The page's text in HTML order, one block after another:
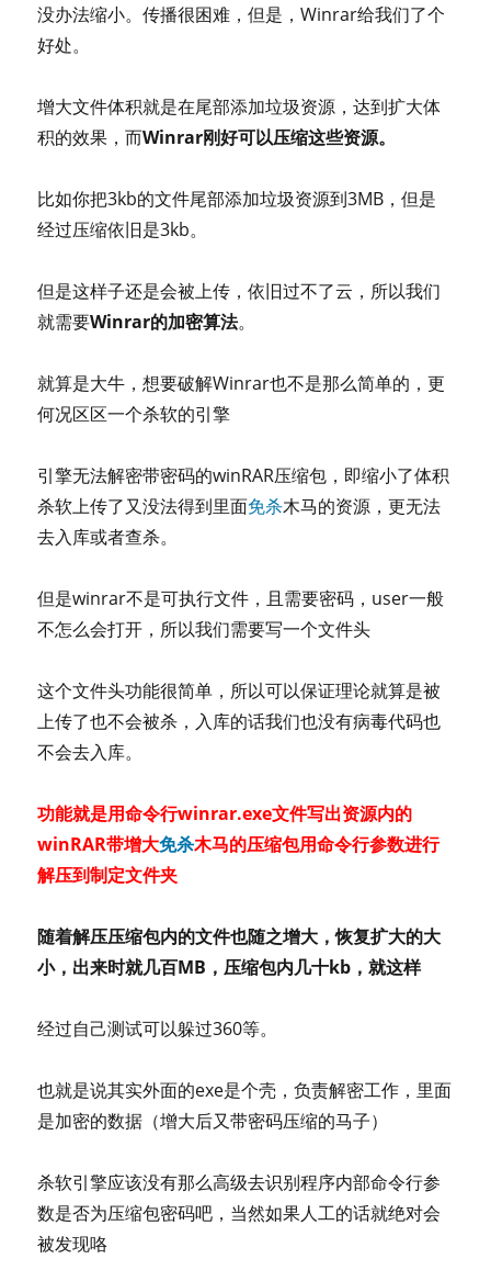
没办法缩小。传播很困难，但是，Winrar给我们了个
好处。
增大文件体积就是在尾部添加垃圾资源，达到扩大体
积的效果，而Winrar刚好可以压缩这些资源。
比如你把3kb的文件尾部添加垃圾资源到3MB，但是
经过压缩依旧是3kb。
但是这样子还是会被上传，依旧过不了云，所以我们
就需要Winrar的加密算法。
就算是大牛，想要破解Winrar也不是那么简单的，更
何况区区一个杀软的引擎
引擎无法解密带密码的winRAR压缩包，即缩小了体积
杀软上传了又没法得到里面免杀木马的资源，更无法
去入库或者查杀。
但是winrar不是可执行文件，且需要密码，user一般
不怎么会打开，所以我们需要写一个文件头
这个文件头功能很简单，所以可以保证理论就算是被
上传了也不会被杀，入库的话我们也没有病毒代码也
不会去入库。
功能就是用命令行winrar.exe文件写出资源内的
winRAR带增大免杀木马的压缩包用命令行参数进行
解压到制定文件夹
随着解压压缩包内的文件也随之增大，恢复扩大的大
小，出来时就几百MB，压缩包内几十kb，就这样
经过自己测试可以躲过360等。
也就是说其实外面的exe是个壳，负责解密工作，里面
是加密的数据（增大后又带密码压缩的马子）
杀软引擎应该没有那么高级去识别程序内部命令行参
数是否为压缩包密码吧，当然如果人工的话就绝对会
被发现咯